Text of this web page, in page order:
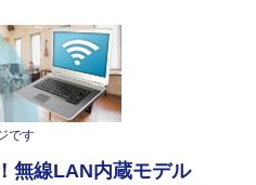
です
無線LAN内蔵モデル